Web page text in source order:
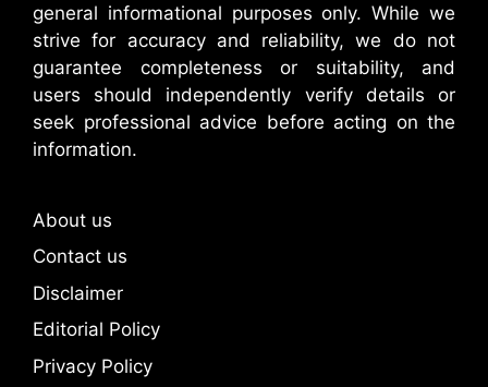
general informational purposes only. While we
strive for accuracy and reliability, we do not
guarantee completeness or suitability, and
users should independently verify details or
seek professional advice before acting on the
information.
About us
Contact us
Disclaimer
Editorial Policy
Privacy Policy